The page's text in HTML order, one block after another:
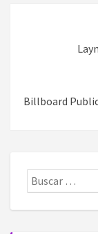
Billboard
Buscar: